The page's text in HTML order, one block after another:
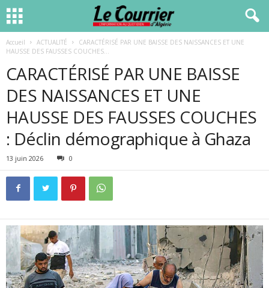
Accueil ACTUALITÉ
CARACTÉRISÉ PAR UNE BAISSE DES NAISSANCES ET UNE
HAUSSE DES FAUSSES COUCHES...
CARACTÉRISÉ PAR UNE BAISSE
DES NAISSANCES ET UNE
HAUSSE DES FAUSSES COUCHES
: Déclin démographique à Ghaza
13 juin 2026 0